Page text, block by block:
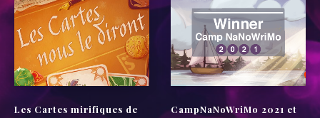
Les Cartes mirifiques de
CampNaNoWriMo 2021 et